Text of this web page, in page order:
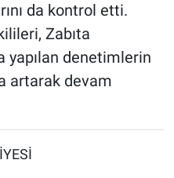
da kontrol etti.
Zabıta
yapılan denetimlerin
artarak devam